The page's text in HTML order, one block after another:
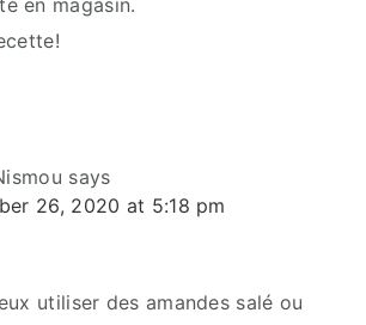
en magasin.
says
26, 2020 at 5:18 pm
utiliser des amandes salé ou